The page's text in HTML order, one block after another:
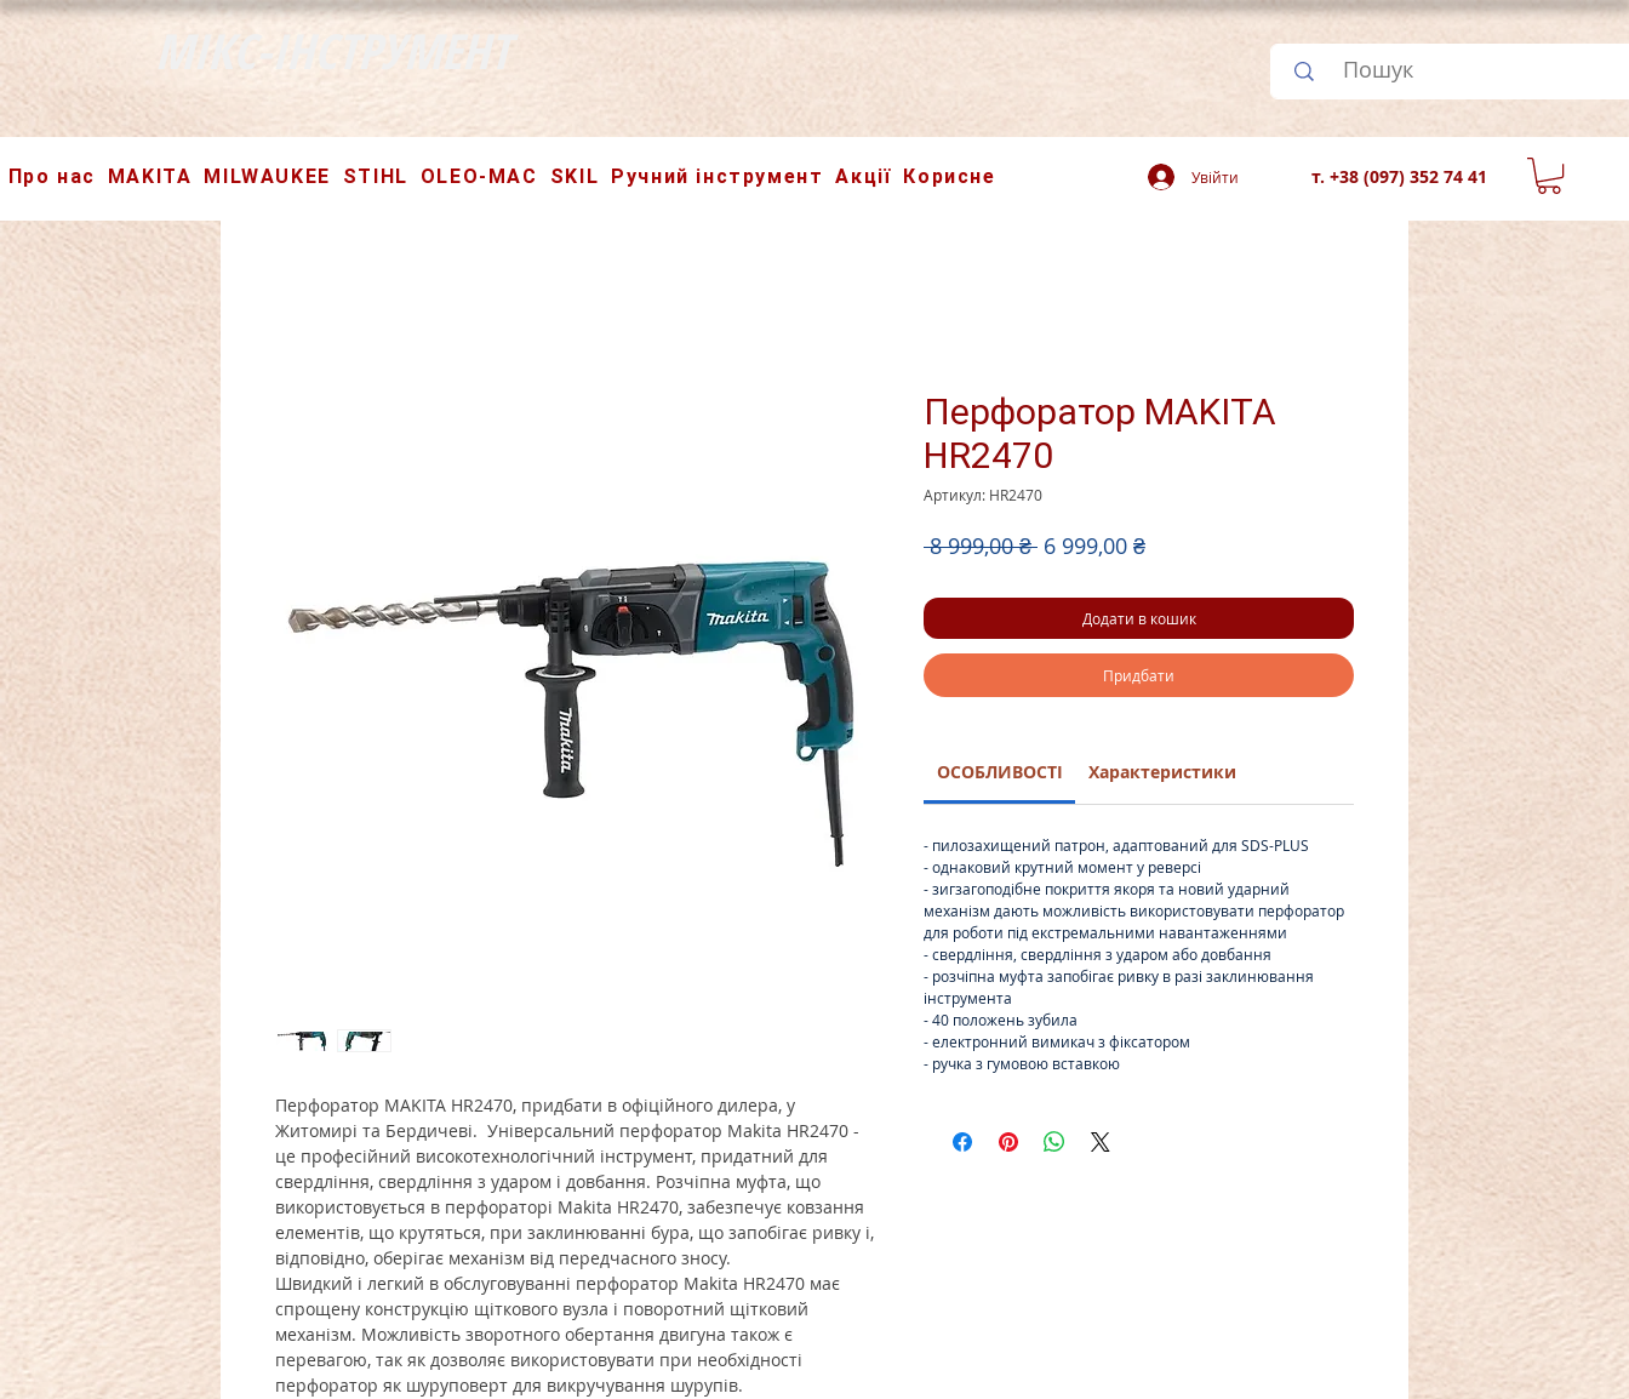
МІКС-ІНСТРУМЕНТ
Про нас MAKITA MILWAUKEE STIHL OLEO-MAC SKIL Ручний інструмент Акції Корисне т. +38 (097) 352 74 41
Увійти
Перфоратор MAKITA HR2470, придбати в офіційного дилера, у
Житомирі та Бердичеві. Універсальний перфоратор Makita HR2470 -
це професійний високотехнологічний інструмент, придатний для
свердління, свердління з ударом і довбання. Розчіпна муфта, що
використовується в перфораторі Makita HR2470, забезпечує ковзання
елементів, що крутяться, при заклинюванні бура, що запобігає ривку і,
відповідно, оберігає механізм від передчасного зносу.
Швидкий і легкий в обслуговуванні перфоратор Makita HR2470 має
спрощену конструкцію щіткового вузла і поворотний щітковий
механізм. Можливість зворотного обертання двигуна також є
перевагою, так як дозволяє використовувати при необхідності
перфоратор як шуруповерт для викручування шурупів.
Перфоратор MAKITA
HR2470
Артикул: HR2470
8 999,00 ₴ Звичайна
6 999,00 ₴За
Додати в кошик
Придбати
ОСОБЛИВОСТІ Характеристики
- пилозахищений патрон, адаптований для SDS-PLUS
- однаковий крутний момент у реверсі
- зигзагоподібне покриття якоря та новий ударний
механізм дають можливість використовувати перфоратор
для роботи під екстремальними навантаженнями
- свердління, свердління з ударом або довбання
- розчіпна муфта запобігає ривку в разі заклинювання
інструмента
- 40 положень зубила
- електронний вимикач з фіксатором
- ручка з гумовою вставкою